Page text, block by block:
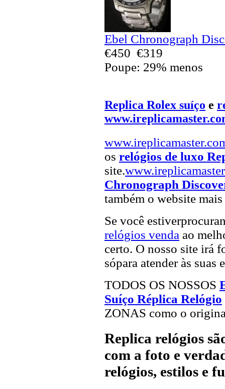
Ebel Chronograph
€450 €319
Poupe: 29% menos
Replica Rolex suíço e
os relógios de luxo
site.
Chronograph
também o website
Se você
relógios venda ao
certo. O nosso site irá
sópara atender às suas
TODOS OS NOSSOS
Suíço Réplica Relógio
ZONAS como o
Replica relógios
com a foto e
relógios, estilos e